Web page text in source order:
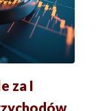
za I